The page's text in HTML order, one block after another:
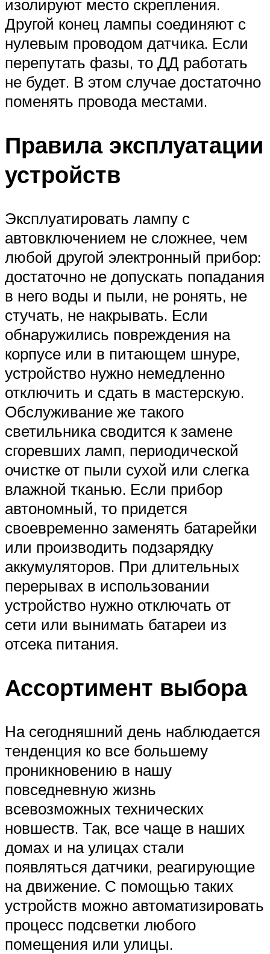
изолируют место скрепления.
Другой конец лампы соединяют с
нулевым проводом датчика. Если
перепутать фазы, то ДД работать
не будет. В этом случае достаточно
поменять провода местами.
Правила эксплуатации
устройств
Эксплуатировать лампу с
автовключением не сложнее, чем
любой другой электронный прибор:
достаточно не допускать попадания
в него воды и пыли, не ронять, не
стучать, не накрывать. Если
обнаружились повреждения на
корпусе или в питающем шнуре,
устройство нужно немедленно
отключить и сдать в мастерскую.
Обслуживание же такого
светильника сводится к замене
сгоревших ламп, периодической
очистке от пыли сухой или слегка
влажной тканью. Если прибор
автономный, то придется
своевременно заменять батарейки
или производить подзарядку
аккумуляторов. При длительных
перерывах в использовании
устройство нужно отключать от
сети или вынимать батареи из
отсека питания.
Ассортимент выбора
На сегодняшний день наблюдается
тенденция ко все большему
проникновению в нашу
повседневную жизнь
всевозможных технических
новшеств. Так, все чаще в наших
домах и на улицах стали
появляться датчики, реагирующие
на движение. С помощью таких
устройств можно автоматизировать
процесс подсветки любого
помещения или улицы.